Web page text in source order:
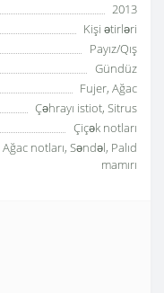
2013
Kişi ətirləri
Payız/Qış
Gündüz
Fujer, Ağac
Çəhrayı istiot, Sitrus
Çiçək notları
Ağac notları, Səndəl, Palıd
mamırı